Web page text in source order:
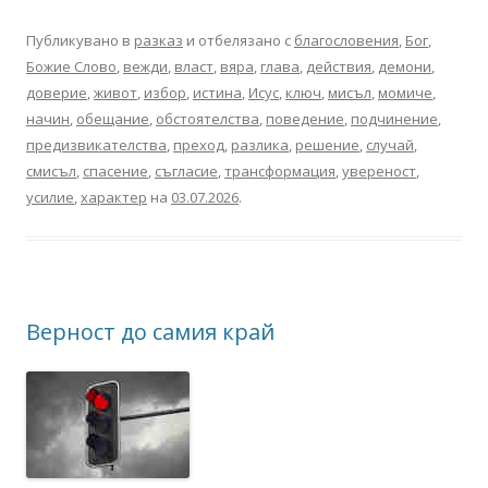
Публикувано в разказ и отбелязано с благословения, Бог,
Божие Слово, вежди, власт, вяра, глава, действия, демони,
доверие,живот, избор, истина, Исус, ключ, мисъл, момиче,
начин, обещание, обстоятелства, поведение, подчинение,
предизвикателства, преход, разлика, решение, случай,
смисъл, спасение, съгласие,трансформация,увереност,
усилие,характер на 03.07.2026.
Верност до самия край